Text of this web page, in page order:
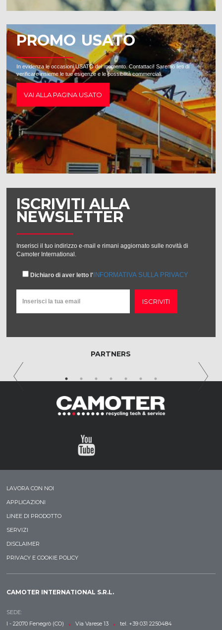
PROMO USATO
In evidenza le occasioni USATO del momento. Contattaci! Saremo lieti di
verificare insieme le tue esigenze e le possibilità commerciali.
VAI ALLA PAGINA USATO
ISCRIVITI ALLA
NEWSLETTER
Inserisci il tuo indirizzo e-mail e rimani aggiornato sulle novità di
Camoter International.
Dichiaro di aver letto l' INFORMATIVA SULLA PRIVACY
ISCRIVITI
PARTNERS
LAVORA CON NOI
APPLICAZIONI
LINEE DI PRODOTTO
SERVIZI
DISCLAIMER
PRIVACY E COOKIE POLICY
CAMOTER INTERNATIONAL S.R.L.
SEDE:
I - 22070 Fenegrò (CO)
• Via Varese 13 • tel. +39 031 2250484